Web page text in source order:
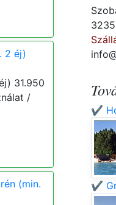
2 éj)
31.950
/
(min.
✔️
✔️